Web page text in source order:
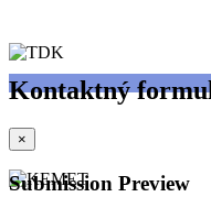
Kontaktný
×
Submission Preview